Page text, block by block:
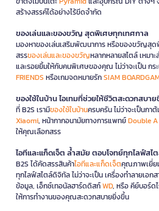
สร้างสรรค์ได้อย่างไร้ขีดจำกัด
ของเล่นและของขวัญ สุดพิเศษทุกเทศกาล
มองหาของเล่นเสริมพัฒนาการ หรือของขวัญสุด
สรรของเล่นและของขวัญหลากหลายสไตล์ เหมา
และรอยยิ้มให้กับคนพิเศษของคุณ ไม่ว่าจะเป็น กร
FRIENDS หรือเกมจดหมายรักSIAM
ของใช้ในบ้าน ไอเทมที่ช่วยให้ชีวิตสะดวกสบา
ที่ B2S เรามีของใช้ในบ้านครบครัน ไม่ว่าจะเป็นกา
Xiaomi, หน้ากากอนามัยทางการแพทย์Double A
ให้คุณเลือกสรร
ไอทีและแก็ดเจ็ต ล้ำสมัย ตอบโจทย์ทุกไลฟ์สไ
B2S ได้คัดสรรสินค้าไอทีและแก็ดเจ็ตคุณภาพเยี่ย
ทุกไลฟ์สไตล์ดิจิทัล ไม่ว่าจะเป็น เครื่องทำลายเอกส
ข้อมูล, เอ็กซ์เทอนัลฮาร์ดดิสก์WD, หรือ คีย์บอร์ด
ให้การทำงานของคุณสะดวกสบายยิ่งขึ้น